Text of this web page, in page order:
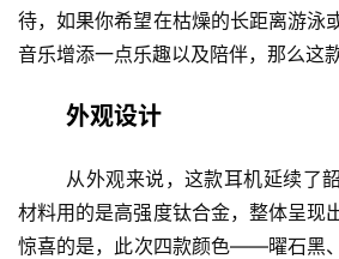
待，如果你希望在枯燥的长距离游泳
音乐增添一点乐趣以及陪伴，那么这
外观设计
从外观来说，这款耳机延续了
材料用的是高强度钛合金，整体呈现
惊喜的是，此次四款颜色——曜石黑